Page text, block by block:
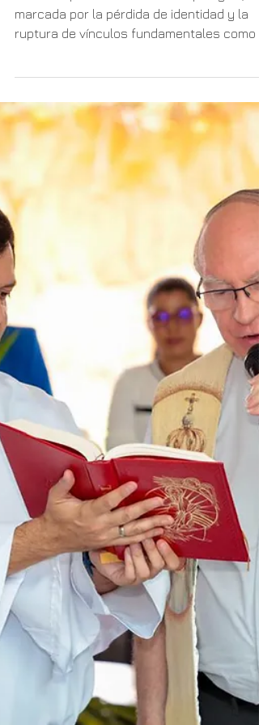
Corazón de Jesús celebran
los Ejercicios Espirituales
ruptura de vínculos fundamentales como
paternidad, la filiación y la fraternidad, la
Madre Prado, del Monasterio de la
Conversión (Ávila, España) , propuso a los
frailes Agustinos de Panamá un retorno al
fundamento esencial de la existencia
humana: el reconocimiento de ser hijos, a
contemplar la filiación que tenemos como
hombres de Dios, y como hijos de Dios en
bautismo. Desde esta persp